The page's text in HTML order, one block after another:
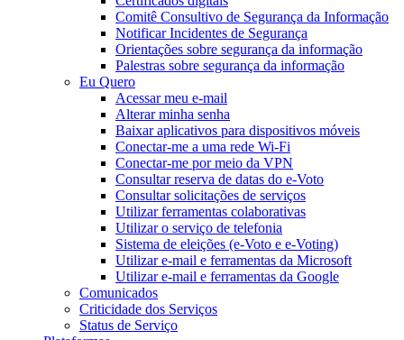
Comitê Consultivo de Segurança da Informação
Notificar Incidentes de Segurança
Orientações sobre segurança da informação
Palestras sobre segurança da informação
Eu Quero
Acessar meu e-mail
Alterar minha senha
Baixar aplicativos para dispositivos móveis
Conectar-me a uma rede Wi-Fi
Conectar-me por meio da VPN
Consultar reserva de datas do e-Voto
Consultar solicitações de serviços
Utilizar ferramentas colaborativas
Utilizar o serviço de telefonia
Sistema de eleições (e-Voto e e-Voting)
Utilizar e-mail e ferramentas da Microsoft
Utilizar e-mail e ferramentas da Google
Comunicados
Criticidade dos Serviços
Status de Serviço